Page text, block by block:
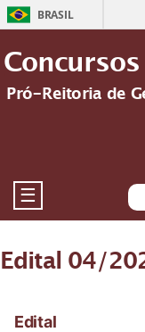
BRASIL
Concursos
Pró-Reitoria de
☰
Edital 04/
Edital